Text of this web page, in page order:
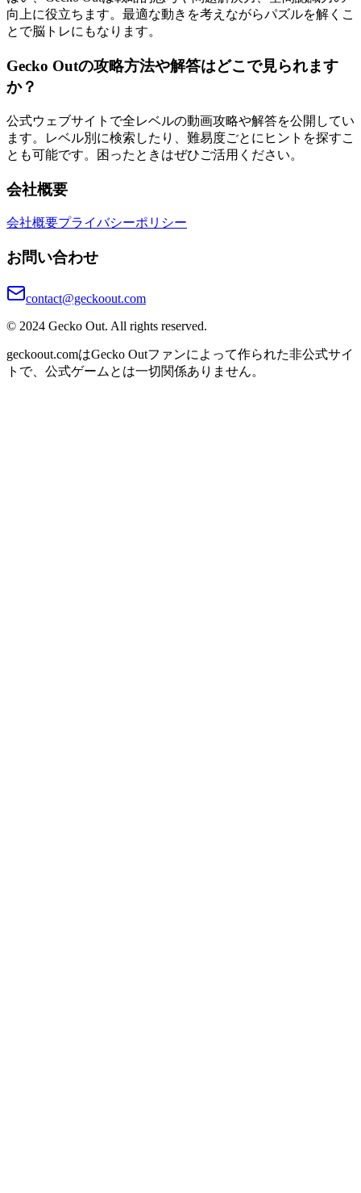
向上に役立ちます。最適な動きを考えながらパズルを解くこ
とで脳トレにもなります。
Gecko Outの攻略方法や解答はどこで見られます
か？
公式ウェブサイトで全レベルの動画攻略や解答を公開してい
ます。レベル別に検索したり、難易度ごとにヒントを探すこ
とも可能です。困ったときはぜひご活用ください。
会社概要
会社概要プライバシーポリシー
お問い合わせ
contact@geckoout.com
© 2024 Gecko Out. All rights reserved.
geckoout.comはGecko Outファンによって作られた非公式サイ
トで、公式ゲームとは一切関係ありません。